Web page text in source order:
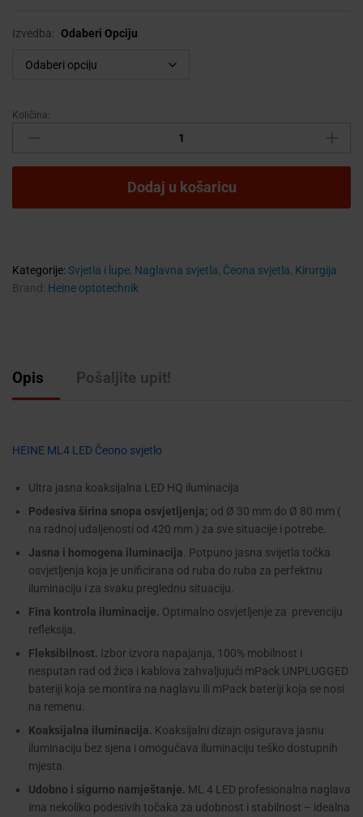
Izvedba: Odaberi Opciju
HEINE
ML4
quantity
Količina:
Dodaj u košaricu
Kategorije: Svjetla i lupe, Naglavna svjetla, Čeona svjetla, Kirurgija
Brand: Heine optotechnik
Opis Pošaljite upit!
HEINE ML4 LED Čeono svjetlo
Ultra jasna koaksijalna LED HQ iluminacija
Podesiva širina snopa osvjetljenja; od Ø 30 mm do Ø 80 mm (
na radnoj udaljenosti od 420 mm ) za sve situacije i potrebe.
Jasna i homogena iluminacija . Potpuno jasna svijetla točka
osvjetljenja koja je unificirana od ruba do ruba za perfektnu
iluminaciju i za svaku preglednu situaciju.
Fina kontrola iluminacije. Optimalno osvjetljenje za prevenciju
refleksija.
Fleksibilnost. Izbor izvora napajanja, 100% mobilnost i
nesputan rad od žica i kablova zahvaljujući mPack UNPLUGGED
bateriji koja se montira na naglavu ili mPack bateriji koja se nosi
na remenu.
Koaksijalna iluminacija. Koaksijalni dizajn osigurava jasnu
iluminaciju bez sjena i omogućava iluminaciju teško dostupnih
mjesta.
Udobno i sigurno namještanje. ML 4 LED profesionalna naglava
ima nekoliko podesivih točaka za udobnost i stabilnost – idealna